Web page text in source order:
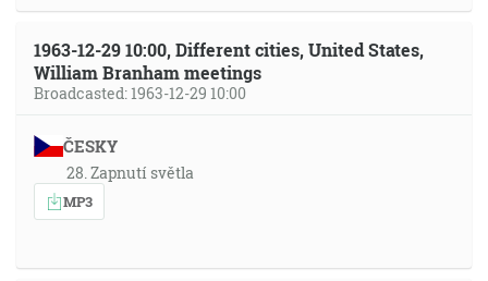
1963-12-29 10:00, Different cities, United States,
William Branham meetings
Broadcasted: 1963-12-29 10:00
ČESKY
28. Zapnutí světla
MP3